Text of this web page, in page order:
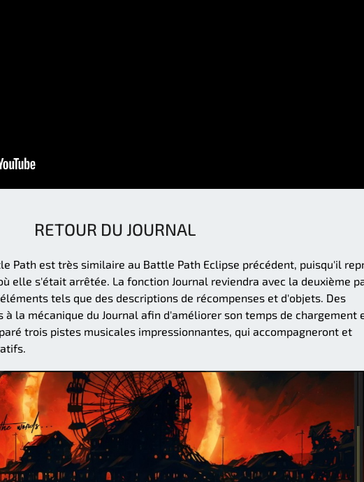
RETOUR DU JOURNAL
Path est très similaire au Battle Path Eclipse précédent, puisqu'il
elle s'était arrêtée. La fonction Journal reviendra avec la deuxième
tels que des descriptions de récompenses et d'objets. Des
la mécanique du Journal afin d'améliorer son temps de chargement
trois pistes musicales impressionnantes, qui accompagneront et